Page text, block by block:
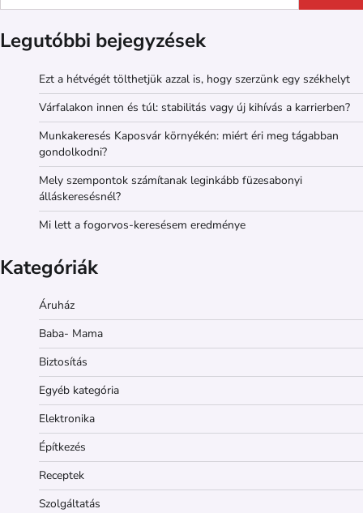
Legutóbbi bejegyzések
Ezt a hétvégét tölthetjük azzal is, hogy szerzünk egy székhelyt
Várfalakon innen és túl: stabilitás vagy új kihívás a karrierben?
Munkakeresés Kaposvár környékén: miért éri meg tágabban
gondolkodni?
Mely szempontok számítanak leginkább füzesabonyi
álláskeresésnél?
Mi lett a fogorvos-keresésem eredménye
Kategóriák
Áruház
Baba- Mama
Biztosítás
Egyéb kategória
Elektronika
Építkezés
Receptek
Szolgáltatás